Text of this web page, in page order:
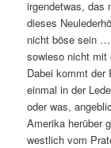
irgendetwas, das
dieses
nicht böse sein …
sowieso nicht mit
Dabei kommt der
einmal in der
oder was,
Amerika herüber
westlich vom